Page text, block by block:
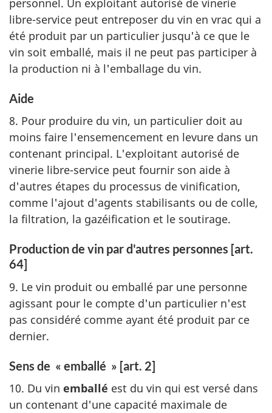
libre-service peut entreposer du vin en vrac qui a
été produit par un particulier jusqu'à ce que le
vin soit emballé, mais il ne peut pas participer à
la production ni à l'emballage du vin.
Aide
8. Pour produire du vin, un particulier doit au
moins faire l'ensemencement en levure dans un
contenant principal. L'exploitant autorisé de
vinerie libre-service peut fournir son aide à
d'autres étapes du processus de vinification,
comme l'ajout d'agents stabilisants ou de colle,
la filtration, la gazéification et le soutirage.
Production de vin par d'autres personnes [art.
64]
9. Le vin produit ou emballé par une personne
agissant pour le compte d'un particulier n'est
pas considéré comme ayant été produit par ce
dernier.
Sens de « emballé » [art. 2]
10. Du vin emballé est du vin qui est versé dans
un contenant d'une capacité maximale de